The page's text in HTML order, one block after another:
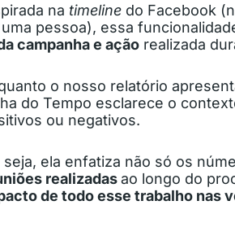
na timeline do Facebook
pessoa), essa
campanha e ação realizada
o nosso relatório
do Tempo esclarece o
ou negativos.
seja, ela enfatiza não só os
realizadasao longo do
de todo esse trabalho nas